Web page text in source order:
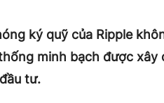
ký quỹ của Ripple
minh bạch được
tư.